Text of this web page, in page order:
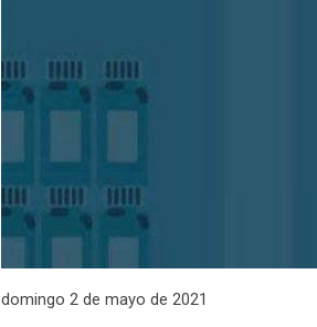
domingo 2 de mayo de 2021